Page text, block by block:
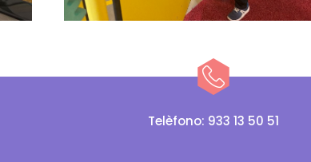
Telèfono: 933 13 50 51